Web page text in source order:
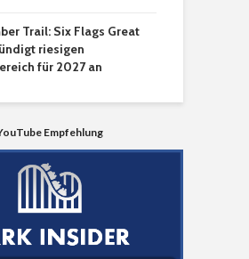
Trail: Six Flags Great
riesigen
für 2027 an
Empfehlung